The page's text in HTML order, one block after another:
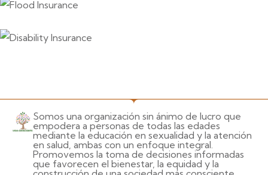
Somos una organización sin ánimo de lucro que
empodera a personas de todas las edades
mediante la educación en sexualidad y la atención
en salud, ambas con un enfoque integral.
Promovemos la toma de decisiones informadas
que favorecen el bienestar, la equidad y la